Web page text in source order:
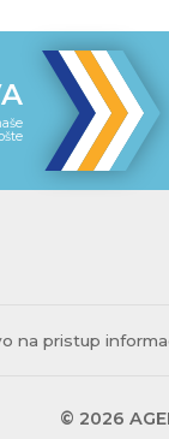
na pristup
© 2026